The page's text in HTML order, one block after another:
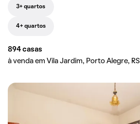
3+ quartos
4+ quartos
894 casas
à venda em Vila Jardim, Porto Alegre, RS